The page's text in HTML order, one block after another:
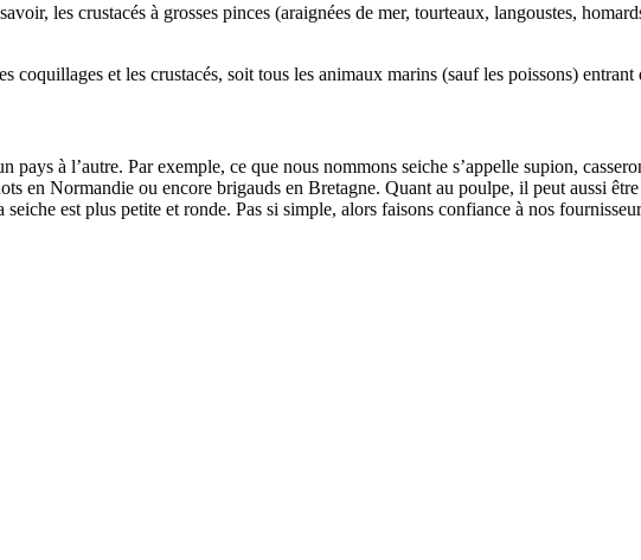
les crustacés à grosses pinces (araignées de mer, tourteaux, langoustes,
coquillages et les crustacés, soit tous les animaux marins (sauf les poissons)
pays à l’autre. Par exemple, ce que nous nommons seiche s’appelle supion,
en Normandie ou encore brigauds en Bretagne. Quant au poulpe, il peut aussi
est plus petite et ronde. Pas si simple, alors faisons confiance à nos